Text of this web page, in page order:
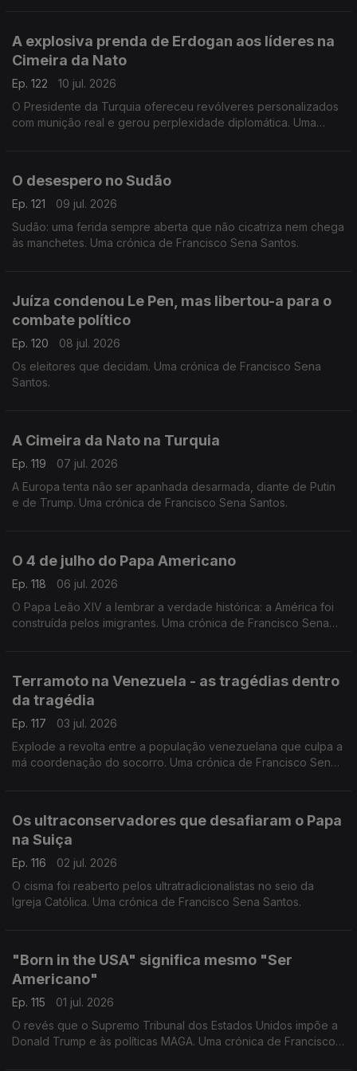
A explosiva prenda de Erdogan aos líderes na
Cimeira da Nato
Ep. 122
10 jul. 2026
O Presidente da Turquia ofereceu revólveres personalizados
com munição real e gerou perplexidade diplomática. Uma
O desespero no Sudão
Ep. 121
09 jul. 2026
Sudão: uma ferida sempre aberta que não cicatriza nem chega
às manchetes. Uma crónica de Francisco Sena Santos.
Juíza condenou Le Pen, mas libertou-a para o
combate político
Ep. 120
08 jul. 2026
Os eleitores que decidam. Uma crónica de Francisco Sena
Santos.
A Cimeira da Nato na Turquia
Ep. 119
07 jul. 2026
A Europa tenta não ser apanhada desarmada, diante de Putin
e de Trump. Uma crónica de Francisco Sena Santos.
O 4 de julho do Papa Americano
Ep. 118
06 jul. 2026
O Papa Leão XIV a lembrar a verdade histórica: a América foi
construída pelos imigrantes. Uma crónica de Francisco Sena
Terramoto na Venezuela - as tragédias dentro
da tragédia
Ep. 117
03 jul. 2026
Explode a revolta entre a população venezuelana que culpa a
má coordenação do socorro. Uma crónica de Francisco Sena
Os ultraconservadores que desafiaram o Papa
na Suiça
Ep. 116
02 jul. 2026
O cisma foi reaberto pelos ultratradicionalistas no seio da
Igreja Católica. Uma crónica de Francisco Sena Santos.
"Born in the USA" significa mesmo "Ser
Americano"
Ep. 115
01 jul. 2026
O revés que o Supremo Tribunal dos Estados Unidos impõe a
Donald Trump e às políticas MAGA. Uma crónica de Francisco